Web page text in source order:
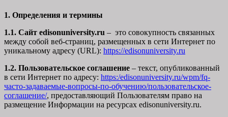
1. Определения и термины
1.1. Сайт edisonuniversity.ru – это совокупность связанных
между собой веб-страниц, размещенных в сети Интернет по
уникальному адресу (URL): https://edisonuniversity.ru
1.2. Пользовательское соглашение – текст, опубликованный
в сети Интернет по адресу: https:/edisonuniversity.ru/wpm/fq-
часто-задаваемые-вопросы-по-обучению/пользовательское-
соглашение/, предоставляющий Пользователям право на
размещение Информации на ресурсах edisonuniversity.ru.